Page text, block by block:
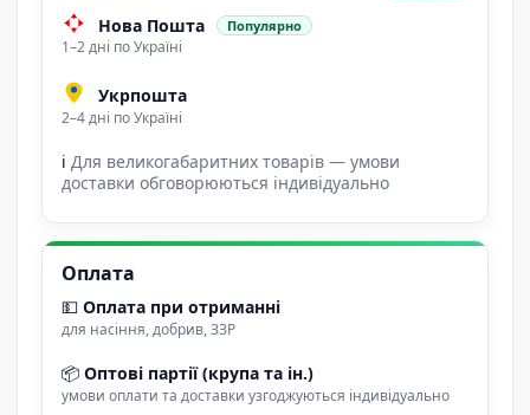
Нова Пошта Популярно
1–2 дні по Україні
Укрпошта
2–4 дні по Україні
ℹ Для великогабаритних товарів — умови
доставки обговорюються індивідуально
Оплата
💵 Оплата при отриманні
для насіння, добрив, ЗЗР
📦 Оптові партії (крупа та ін.)
умови оплати та доставки узгоджуються індивідуально